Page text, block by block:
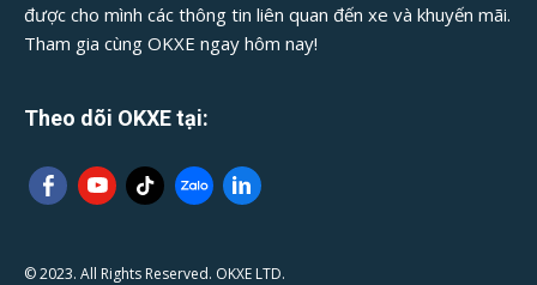
được cho mình các thông tin liên quan đến xe và khuyến mãi.
Tham gia cùng OKXE ngay hôm nay!
Theo dõi OKXE tại:
© 2023. All Rights Reserved. OKXE LTD.